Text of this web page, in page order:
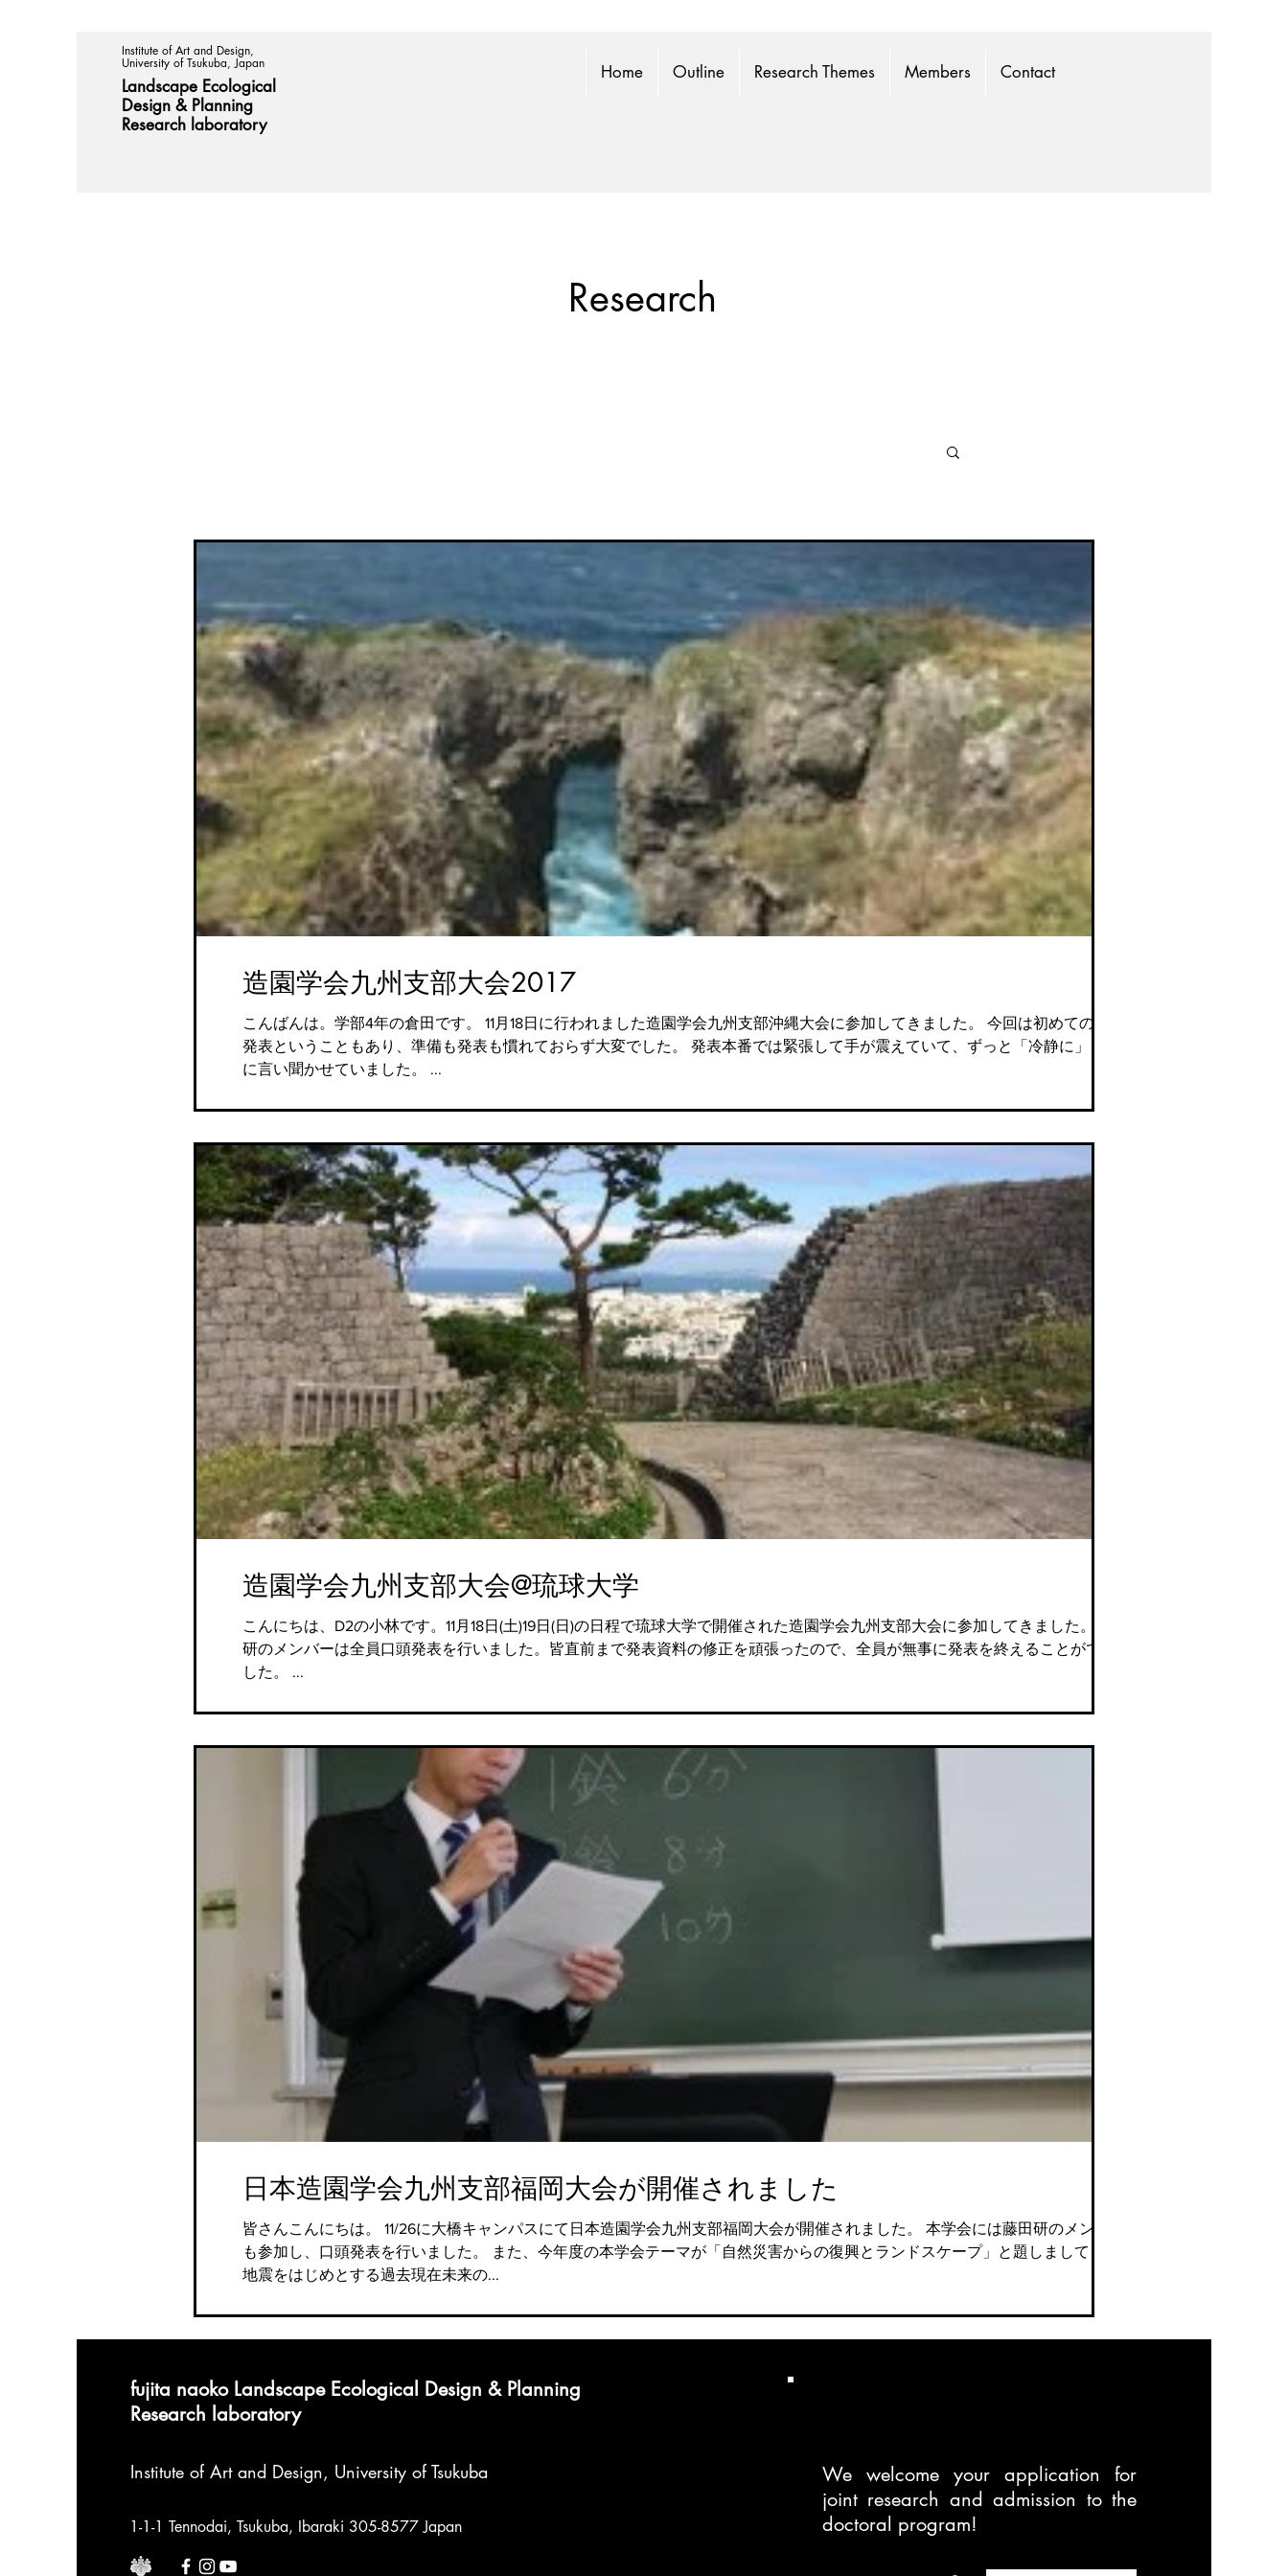
Institute of Art and Design,
University of Tsukuba, Japan
Landscape Ecological
Design & Planning
Research laboratory
Home Outline Research Themes Members Contact
Research
造園学会九州支部大会2017
こんばんは。学部4年の倉田です。 11月18日に行われました造園学会九州支部沖縄大会に参加してきました。 今回は初めての口頭
発表ということもあり、準備も発表も慣れておらず大変でした。 発表本番では緊張して手が震えていて、ずっと「冷静に」と自分
に言い聞かせていました。 ...
造園学会九州支部大会@琉球大学
こんにちは、D2の小林です。11月18日(土)19日(日)の日程で琉球大学で開催された造園学会九州支部大会に参加してきました。藤田
研のメンバーは全員口頭発表を行いました。皆直前まで発表資料の修正を頑張ったので、全員が無事に発表を終えることができま
した。 ...
日本造園学会九州支部福岡大会が開催されました
皆さんこんにちは。 11/26に大橋キャンパスにて日本造園学会九州支部福岡大会が開催されました。 本学会には藤田研のメンバー
も参加し、口頭発表を行いました。 また、今年度の本学会テーマが「自然災害からの復興とランドスケープ」と題しまして、熊本
地震をはじめとする過去現在未来の...
fujita naoko Landscape Ecological Design & Planning
Research laboratory
Institute of Art and Design, University of Tsukuba
1-1-1 Tennodai, Tsukuba, Ibaraki 305-8577 Japan
We welcome your application for
joint research and admission to the
doctoral program!